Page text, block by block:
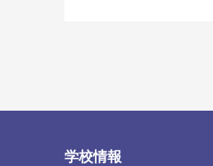
学校情報